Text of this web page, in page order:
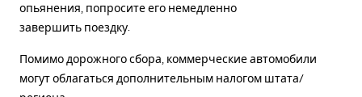
опьянения, попросите его немедленно
завершить поездку.
Помимо дорожного сбора, коммерческие автомобили
могут облагаться дополнительным налогом штата/